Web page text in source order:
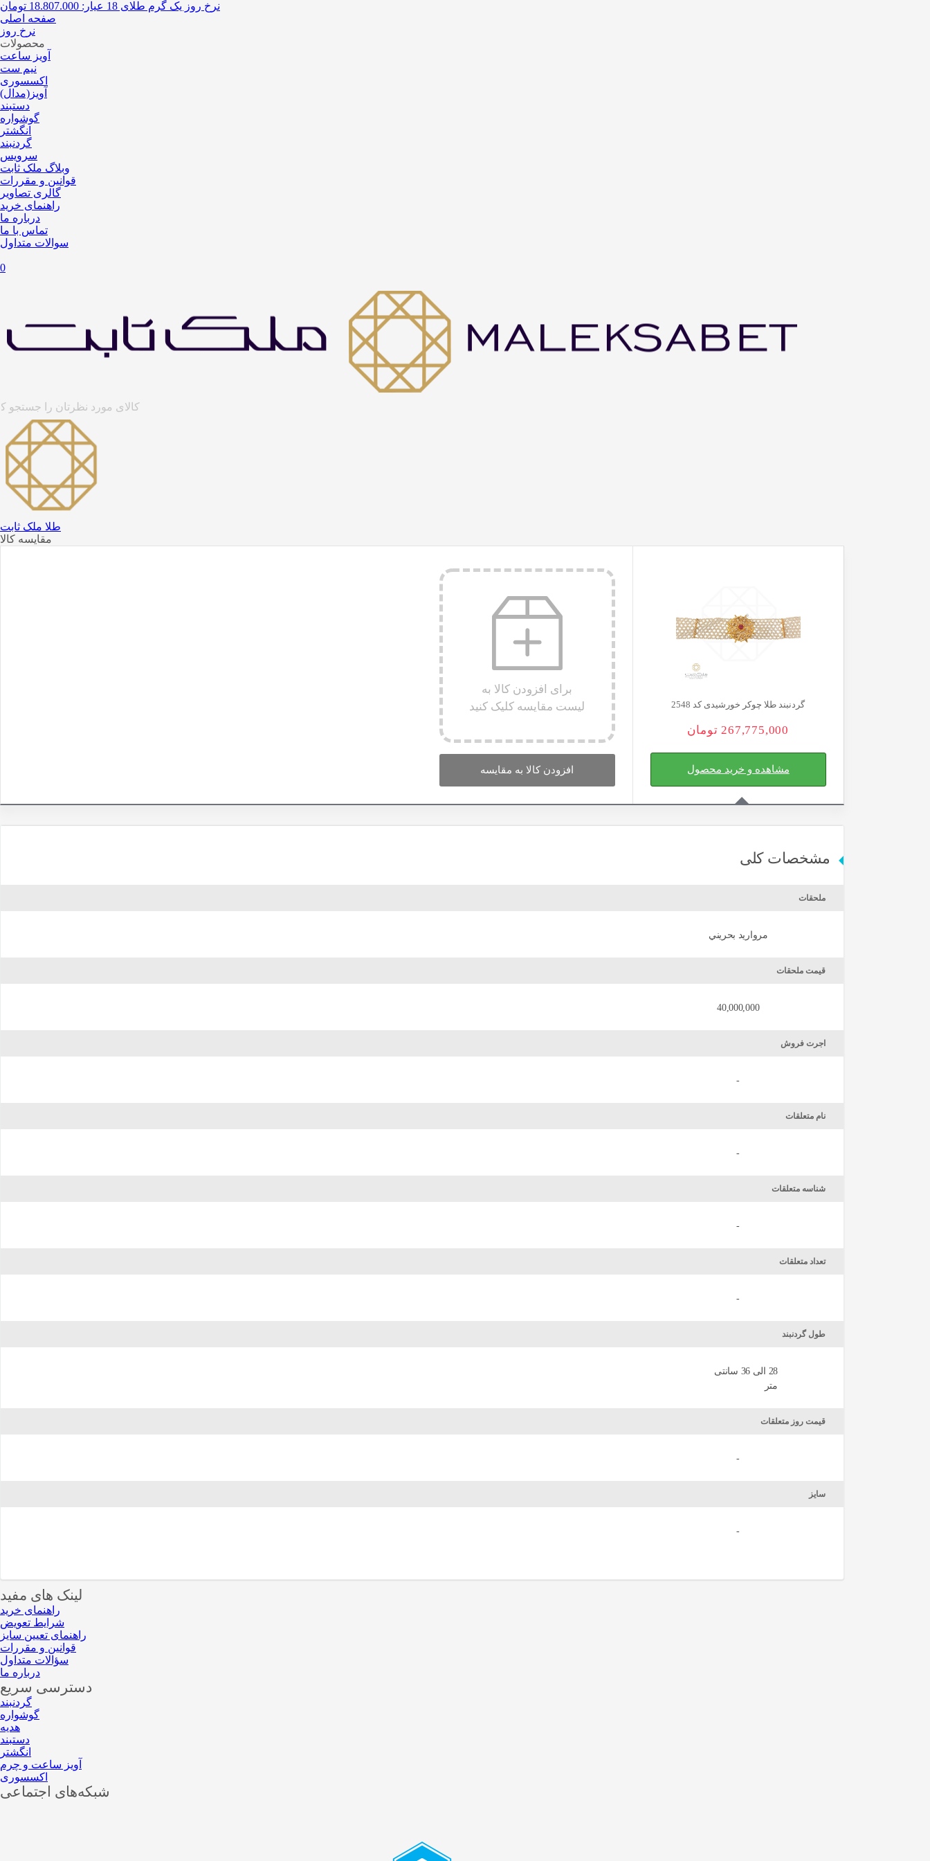
نرخ روز یک گرم طلای 18 عیار:
18.807.000 تومان
صفحه اصلی
نرخ روز
محصولات
آویز ساعت
نیم ست
اکسسوری
آویز(مدال)
دستبند
گوشواره
انگشتر
گردنبند
سرویس
وبلاگ ملک ثابت
قوانین و مقررات
گالری تصاویر
راهنمای خرید
درباره ما
تماس با ما
سوالات متداول
0
طلا ملک ثابت
مقایسه کالا
گردنبند طلا چوکر خورشیدی کد 2548
267,775,000 تومان
مشاهده و خرید محصول
برای افزودن کالا به
لیست مقایسه کلیک کنید
افزودن کالا به مقایسه
مشخصات کلی
ملحقات
مرواريد بحريني
قیمت ملحقات
40,000,000
اجرت فروش
-
نام متعلقات
-
شناسه متعلقات
-
تعداد متعلقات
-
طول گردنبند
28 الی 36 سانتی
متر
قیمت روز متعلقات
-
سایز
-
لینک های مفید
راهنمای خرید
شرایط تعویض
راهنمای تعیین سایز
قوانین و مقررات
سؤالات متداول
درباره ما
دسترسی سریع
گردنبند
گوشواره
هدیه
دستبند
انگشتر
آویز ساعت و چرم
اکسسوری
شبکه‌های اجتماعی